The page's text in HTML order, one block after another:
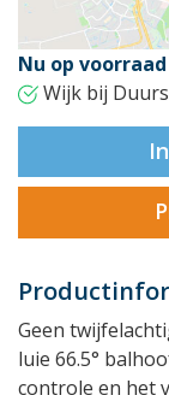
Nu op
Wijk bij
Geen
luie 66.5°
controle en het